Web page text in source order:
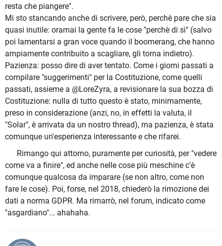
resta che piangere".
Mi sto stancando anche di scrivere, però, perchè pare che sia
quasi inutile: oramai la gente fa le cose "perchè di sì" (salvo
poi lamentarsi a gran voce quando il boomerang, che hanno
ampiamente contribuito a scagliare, gli torna indietro).
Pazienza: posso dire di aver tentato. Come i giorni passati a
compilare "suggerimenti" per la Costituzione, come quelli
passati, assieme a @LoreZyra, a revisionare la sua bozza di
Costituzione: nulla di tutto questo è stato, minimamente,
preso in considerazione (anzi, no, in effetti la valuta, il
"Solar", è arrivata da un nostro thread), ma pazienza, è stata
comunque un'esperienza interessante e che rifarei.
Rimango qui attorno, puramente per curiosità, per "vedere
come va a finire", ed anche nelle cose più meschine c'è
comunque qualcosa da imparare (se non altro, come non
fare le cose). Poi, forse, nel 2018, chiederò la rimozione dei
dati a norma GDPR. Ma rimarrò, nel forum, indicato come
"asgardiano"... ahahaha.